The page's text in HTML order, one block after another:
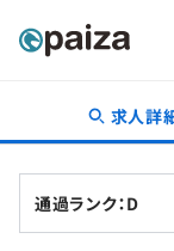
転職・キャリア
新卒就活
求人詳
通過ランク：D